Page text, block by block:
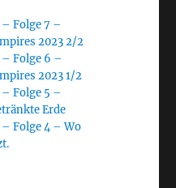
Folge 7 –
2023 2/2
Folge 6 –
2023 1/2
Folge 5 –
Erde
Folge 4 – Wo